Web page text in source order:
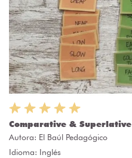
Comparative & Superlative
Autora: El Baúl Pedagógico
Idioma: Inglés